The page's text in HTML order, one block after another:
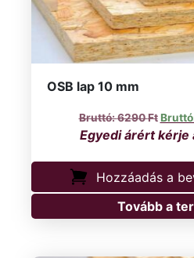
OSB lap 10 mm
6290Ft
Hozzáadás a
Tovább a